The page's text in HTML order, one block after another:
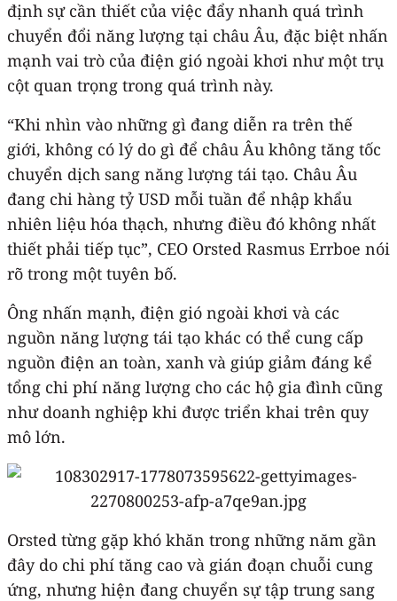
định sự cần thiết của việc đẩy nhanh quá trình
chuyển đổi năng lượng tại châu Âu, đặc biệt nhấn
mạnh vai trò của điện gió ngoài khơi như một trụ
cột quan trọng trong quá trình này.
“Khi nhìn vào những gì đang diễn ra trên thế
giới, không có lý do gì để châu Âu không tăng tốc
chuyển dịch sang năng lượng tái tạo. Châu Âu
đang chi hàng tỷ USD mỗi tuần để nhập khẩu
nhiên liệu hóa thạch, nhưng điều đó không nhất
thiết phải tiếp tục”, CEO Orsted Rasmus Errboe nói
rõ trong một tuyên bố.
Ông nhấn mạnh, điện gió ngoài khơi và các
nguồn năng lượng tái tạo khác có thể cung cấp
nguồn điện an toàn, xanh và giúp giảm đáng kể
tổng chi phí năng lượng cho các hộ gia đình cũng
như doanh nghiệp khi được triển khai trên quy
mô lớn.
Orsted từng gặp khó khăn trong những năm gần
đây do chi phí tăng cao và gián đoạn chuỗi cung
ứng, nhưng hiện đang chuyển sự tập trung sang